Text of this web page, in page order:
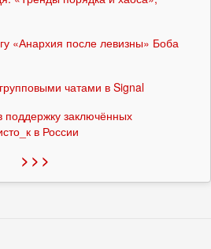
«Анархия после левизны» Боба
чатами в Signal
заключённых
в России
> > >